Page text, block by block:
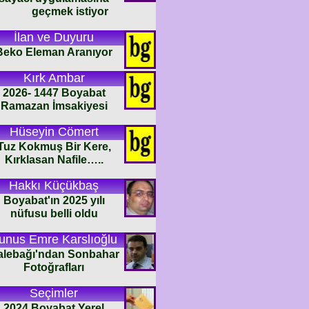
geçmek istiyor
İlan ve Duyuru
Eleman Aranıyor
Kırk Ambar
2026- 1447 Boyabat
Ramazan İmsakiyesi
Hüseyin Cömert
Kokmuş Bir Kere,
Kırklasan Nafile…..
Hakkı Küçükbaş
Boyabat'ın 2025 yılı
nüfusu belli oldu
Emre Karslıoğlu
Sonbahar
Fotoğrafları
Seçimler